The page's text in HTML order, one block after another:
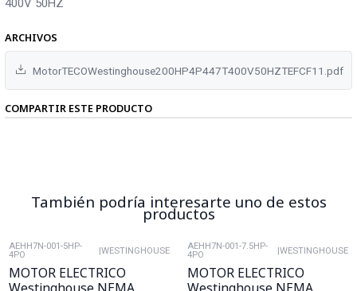
400V 50HZ
ARCHIVOS
MotorTECOWestinghouse200HP4P447T400V50HZTEFCF11.pdf
COMPARTIR ESTE PRODUCTO
También podría interesarte uno de estos
productos
AEHH7N-001-5HP-
4PO
|WESTINGHOUSE
MOTOR ELECTRICO
AEHH7N-001-7.5HP-
4PO
|WESTINGHOUSE
MOTOR ELECTRICO